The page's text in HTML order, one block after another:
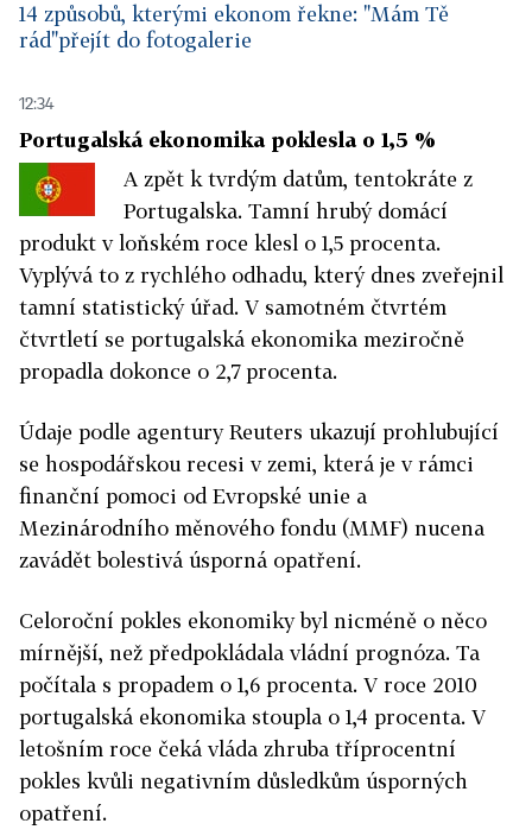
14 způsobů, kterými ekonom řekne: "Mám Tě
rád"přejít do fotogalerie
12:34
Portugalská ekonomika poklesla o 1,5 %
A zpět k tvrdým datům, tentokráte z
Portugalska. Tamní hrubý domácí
produkt v loňském roce klesl o 1,5 procenta.
Vyplývá to z rychlého odhadu, který dnes zveřejnil
tamní statistický úřad. V samotném čtvrtém
čtvrtletí se portugalská ekonomika meziročně
propadla dokonce o 2,7 procenta.
Údaje podle agentury Reuters ukazují prohlubující
se hospodářskou recesi v zemi, která je v rámci
finanční pomoci od Evropské unie a
Mezinárodního měnového fondu (MMF) nucena
zavádět bolestivá úsporná opatření.
Celoroční pokles ekonomiky byl nicméně o něco
mírnější, než předpokládala vládní prognóza. Ta
počítala s propadem o 1,6 procenta. V roce 2010
portugalská ekonomika stoupla o 1,4 procenta. V
letošním roce čeká vláda zhruba tříprocentní
pokles kvůli negativním důsledkům úsporných
opatření.